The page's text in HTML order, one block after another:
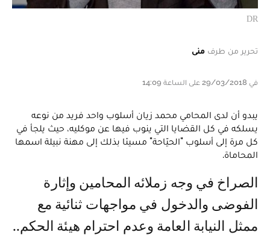
DR
تحرير من طرف منى
في 29/03/2018 على الساعة 14:09
يبدو أن لدى المحامي محمد زيان أسلوب واحد فريد من نوعه
يسلكه في كل القضايا التي ينوب فيها عن موكليه، حيث يلجأ في
كل مرة إلى أسلوب "الحيّاحة" مسيئا بذلك إلى مهنة نبيلة اسمها
المحاماة.
الفوضى والدخول في مواجهات ثنائية مع
ممثل النيابة العامة وعدم احترام هيئة الحكم..